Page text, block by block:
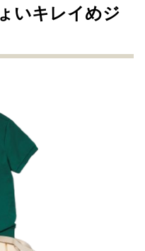
いキレイめジ